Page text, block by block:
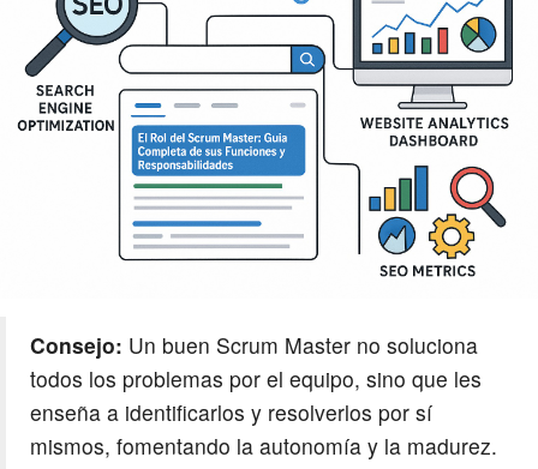
Consejo: Un buen Scrum Master no soluciona
todos los problemas por el equipo, sino que les
enseña a identificarlos y resolverlos por sí
mismos, fomentando la autonomía y la madurez.